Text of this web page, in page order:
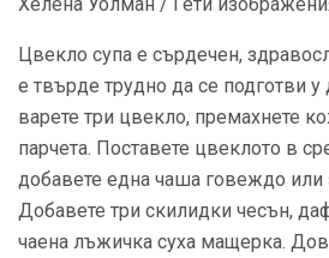
Цвекло супа е сърдечен,
е твърде трудно да се подготви
варете три цвекло, премахнете
парчета. Поставете цвеклото в
добавете една чаша говеждо или
Добавете три скилидки чесън,
чаена лъжичка суха мащерка.